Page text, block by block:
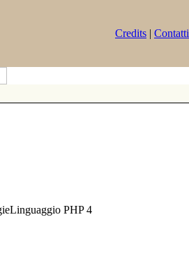
Credits | Contatti
PHP 4